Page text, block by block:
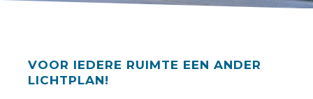
VOOR IEDERE RUIMTE EEN ANDER
LICHTPLAN!